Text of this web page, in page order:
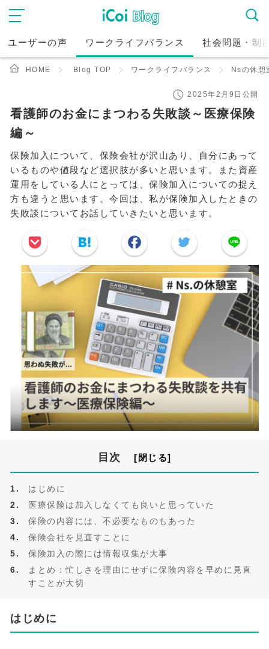
ユーザーの声 ワークライフバランス 社会問題・制
HOME Blog TOP ワークライフバランス Nsの休憩
2025年2月9日公開
看護師のお金にまつわる失敗談～医療保険
編～
保険加入について、保険会社が沢山あり、自分にあって
いるものや値段など選択肢が多いと思います。また資産
運用をしている人にとっては、保険加入についての捉え
方も違うと思います。今回は、私が保険加入したときの
失敗談についてお話していきたいと思います。
目次
はじめに
医療保険は加入しなくても良いと思っていた
保険の内容には、不必要なものもあった
保険会社を見直すことに
保険加入の際には情報収集が大事
まとめ：忙しさを理由にせずに保険内容を早めに見直
すことが大切
はじめに